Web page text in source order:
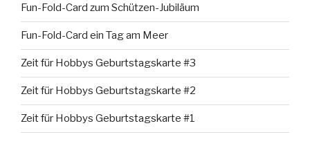
Fun-Fold-Card zum Schützen-Jubiläum
Fun-Fold-Card ein Tag am Meer
Zeit für Hobbys Geburtstagskarte #3
Zeit für Hobbys Geburtstagskarte #2
Zeit für Hobbys Geburtstagskarte #1